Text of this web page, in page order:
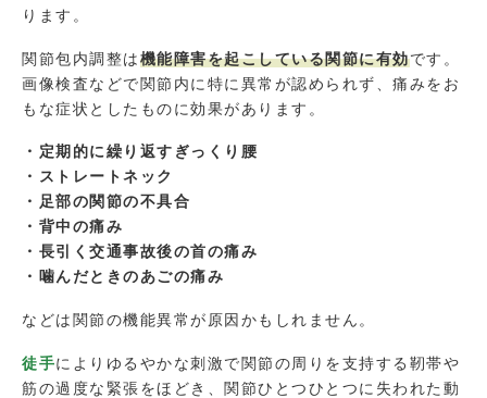
ります。
関節包内調整は機能障害を起こしている関節に有効です。
画像検査などで関節内に特に異常が認められず、痛みをお
もな症状としたものに効果があります。
・定期的に繰り返すぎっくり腰
・ストレートネック
・足部の関節の不具合
・背中の痛み
・長引く交通事故後の首の痛み
・噛んだときのあごの痛み
などは関節の機能異常が原因かもしれません。
徒手によりゆるやかな刺激で関節の周りを支持する靭帯や
筋の過度な緊張をほどき、関節ひとつひとつに失われた動